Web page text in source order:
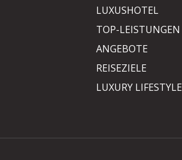
LUXUSHOTEL
TOP-LEISTUNGEN
ANGEBOTE
REISEZIELE
LUXURY LIFESTYLE